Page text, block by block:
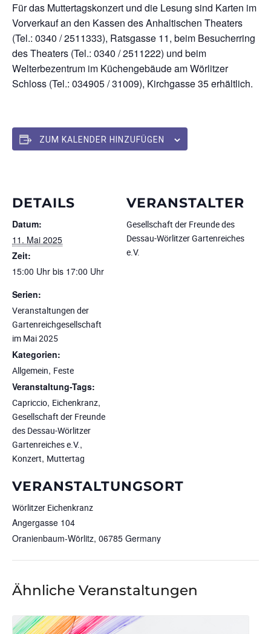
Für das Muttertagskonzert und die Lesung sind Karten im
Vorverkauf an den Kassen des Anhaltischen Theaters
(Tel.: 0340 / 2511333), Ratsgasse 11, beim Besucherring
des Theaters (Tel.: 0340 / 2511222) und beim
Welterbezentrum im Küchengebäude am Wörlitzer
Schloss (Tel.: 034905 / 31009), Kirchgasse 35 erhältlich.
ZUM KALENDER HINZUFÜGEN
DETAILS
Datum:
11. Mai 2025
Zeit:
15:00 Uhr bis 17:00 Uhr
Serien:
Veranstaltungen der
Gartenreichgesellschaft
im Mai 2025
Kategorien:
Allgemein, Feste
Veranstaltung-Tags:
Capriccio, Eichenkranz,
Gesellschaft der Freunde
des Dessau-Wörlitzer
Gartenreiches e.V.,
Konzert, Muttertag
VERANSTALTUNGSORT
Wörlitzer Eichenkranz
Angergasse 104
Oranienbaum-Wörlitz, 06785 Germany
VERANSTALTER
Gesellschaft der Freunde des
Dessau-Wörlitzer Gartenreiches
e.V.
Ähnliche Veranstaltungen